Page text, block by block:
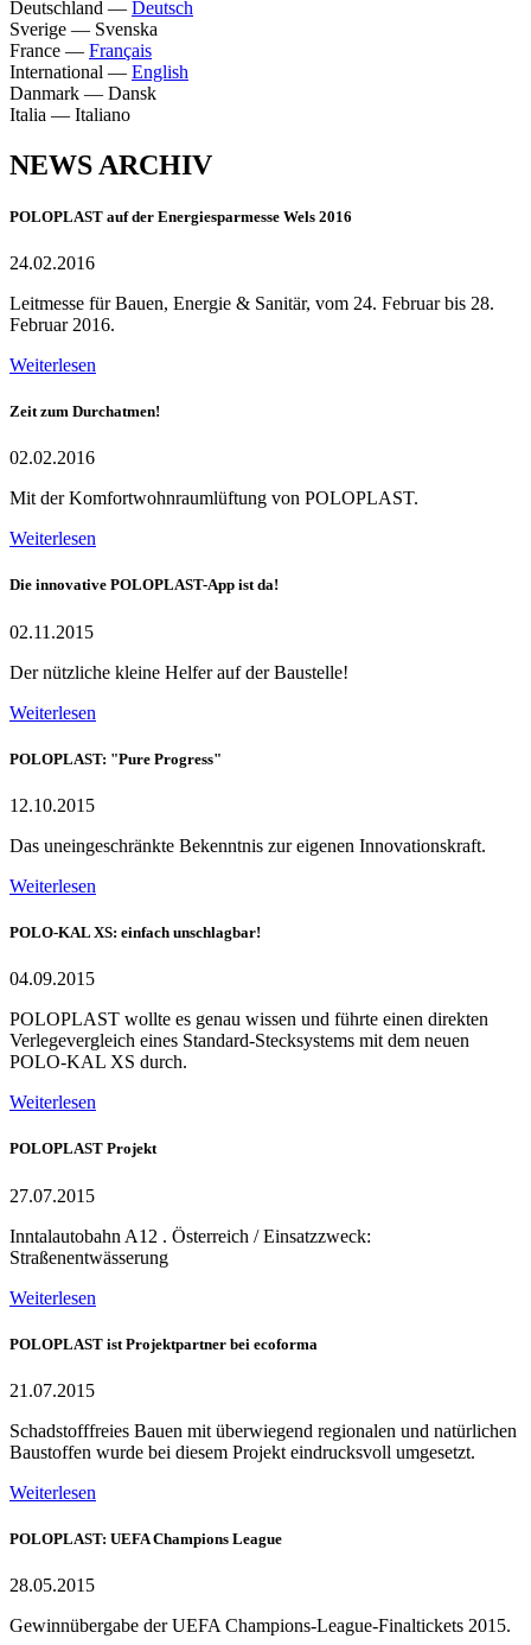
Deutschland — Deutsch
Sverige — Svenska
France — Français
International — English
Danmark — Dansk
Italia — Italiano
NEWS ARCHIV
POLOPLAST auf der Energiesparmesse Wels 2016
24.02.2016
Leitmesse für Bauen, Energie & Sanitär, vom 24. Februar bis 28.
Februar 2016.
Weiterlesen
Zeit zum Durchatmen!
02.02.2016
Mit der Komfortwohnraumlüftung von POLOPLAST.
Weiterlesen
Die innovative POLOPLAST-App ist da!
02.11.2015
Der nützliche kleine Helfer auf der Baustelle!
Weiterlesen
POLOPLAST: "Pure Progress"
12.10.2015
Das uneingeschränkte Bekenntnis zur eigenen Innovationskraft.
Weiterlesen
POLO-KAL XS: einfach unschlagbar!
04.09.2015
POLOPLAST wollte es genau wissen und führte einen direkten
Verlegevergleich eines Standard-Stecksystems mit dem neuen
POLO-KAL XS durch.
Weiterlesen
POLOPLAST Projekt
27.07.2015
Inntalautobahn A12 . Österreich / Einsatzzweck:
Straßenentwässerung
Weiterlesen
POLOPLAST ist Projektpartner bei ecoforma
21.07.2015
Schadstofffreies Bauen mit überwiegend regionalen und natürlichen
Baustoffen wurde bei diesem Projekt eindrucksvoll umgesetzt.
Weiterlesen
POLOPLAST: UEFA Champions League
28.05.2015
Gewinnübergabe der UEFA Champions-League-Finaltickets 2015.